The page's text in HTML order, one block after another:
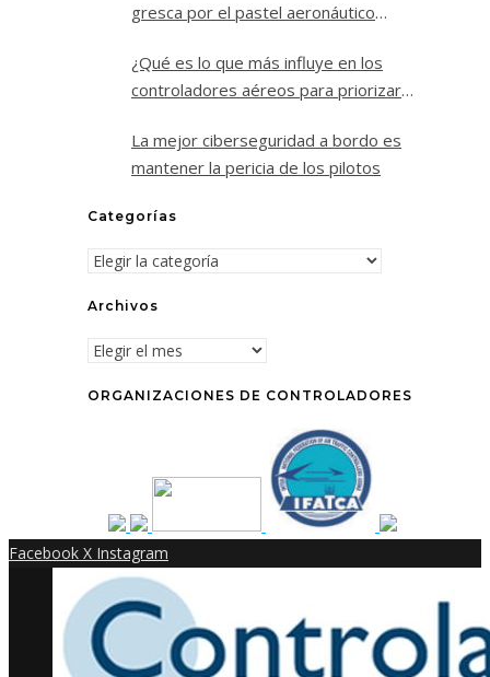
gresca por el pastel aeronáutico
¿Qué es lo que más influye en los
controladores aéreos para priorizar
La mejor ciberseguridad a bordo es
mantener la pericia de los pilotos
Categorías
Categorías
Archivos
Archivos
ORGANIZACIONES DE CONTROLADORES
Facebook X Instagram